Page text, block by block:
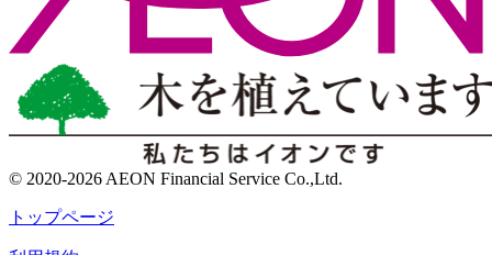
© 2020-2026 AEON Financial Service Co.,Ltd.
トップページ